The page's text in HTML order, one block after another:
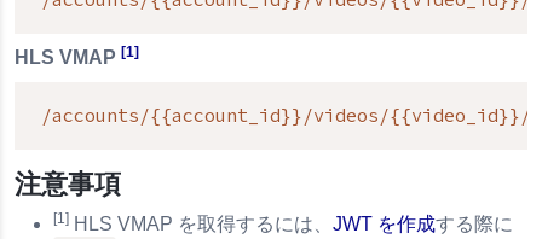
HLS VMAP [1]
/accounts/{{account_id}}/videos/{{video_id}}/
注意事項
[1] HLS VMAP を取得するには、 JWT を作成する際に